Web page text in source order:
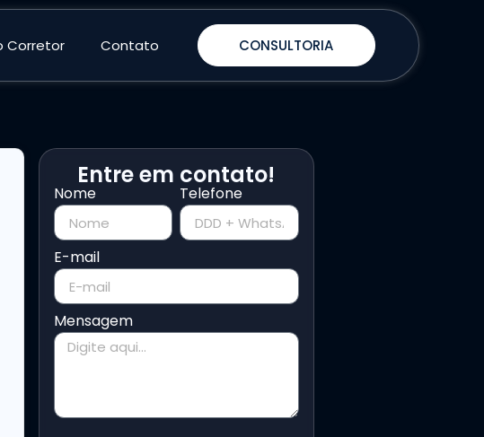
Corretor Contato CONSULTORIA
Entre em contato!
Nome Telefone
E-mail
Mensagem